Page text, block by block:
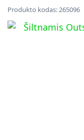
Produkto kodas:265096